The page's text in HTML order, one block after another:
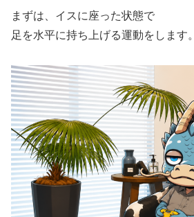
まずは、イスに座った状態で
足を水平に持ち上げる運動をします。